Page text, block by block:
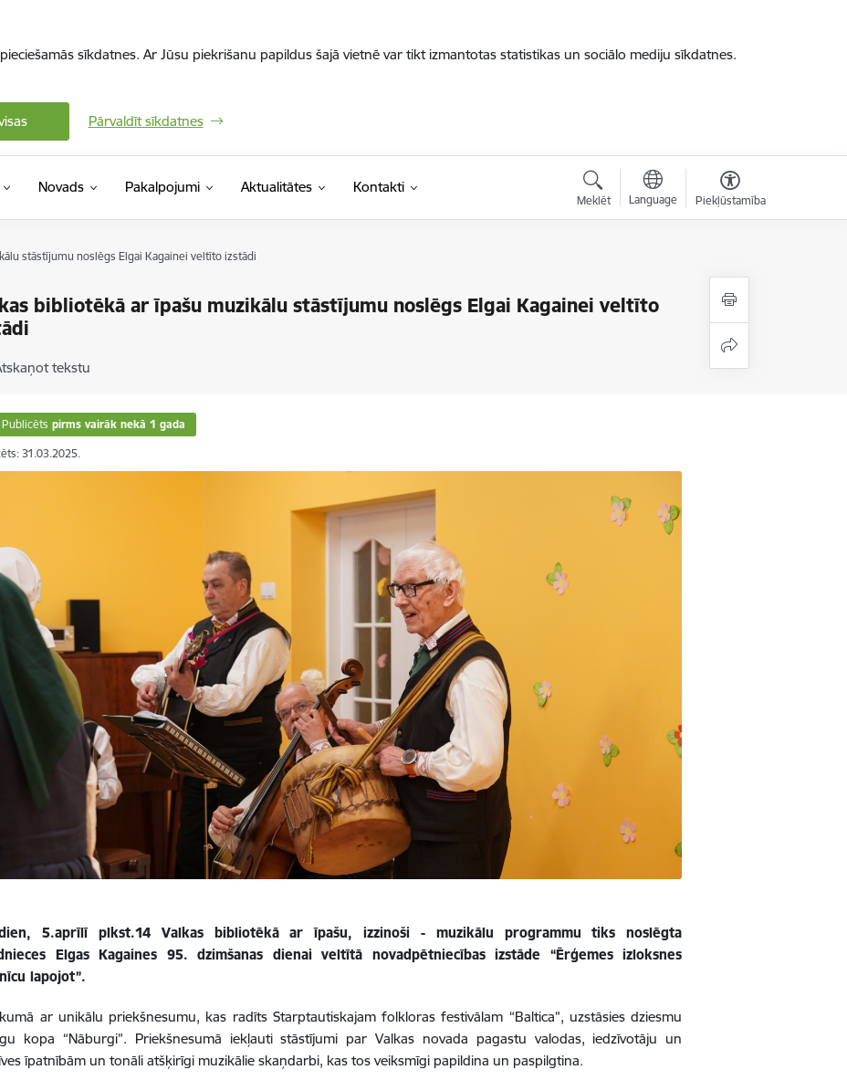
sīkdatnes. Ar Jūsu piekrišanu papildus šajā vietnē var tikt izmantotas statistikas un sociālo mediju sīkdatnes.
Pārvaldīt sīkdatnes
Novads Pakalpojumi Aktualitātes Kontakti
Meklēt Language Piekļūstamība
stāstījumu noslēgs Elgai Kagainei veltīto izstādi
bibliotēkā ar īpašu muzikālu stāstījumu noslēgs Elgai Kagainei veltīto
tekstu
Publicēts pirms vairāk nekā 1 gada
31.03.2025.
5.aprīlī plkst.14 Valkas bibliotēkā ar īpašu, izzinoši - muzikālu programmu tiks noslēgta
Elgas Kagaines 95. dzimšanas dienai veltītā novadpētniecības izstāde “Ērģemes izloksnes
lapojot”.
ar unikālu priekšnesumu, kas radīts Starptautiskajam folkloras festivālam “Baltica”, uzstāsies dziesmu
kopa “Nāburgi”. Priekšnesumā iekļauti stāstījumi par Valkas novada pagastu valodas, iedzīvotāju un
īpatnībām un tonāli atšķirīgi muzikālie skaņdarbi, kas tos veiksmīgi papildina un paspilgtina.